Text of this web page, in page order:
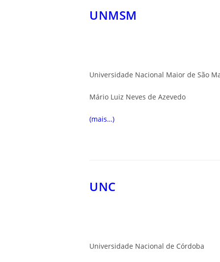
UNMSM
Universidade Nacional Maior de São
Mário Luiz Neves de Azevedo
(mais…)
UNC
Universidade Nacional de Córdoba